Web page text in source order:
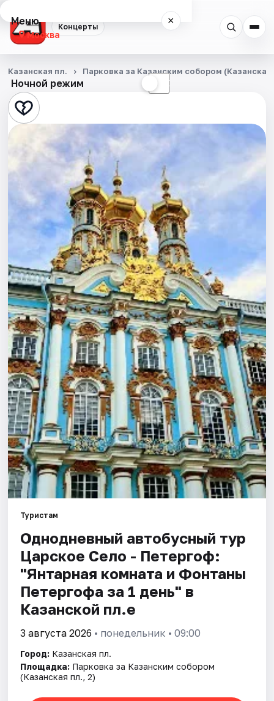
Концерты
Меню ×
Москва
Концерты
Города
Артисты
Рейтинги
Ночной режим ☾
Казанская пл. Парковка за Казанским собором (Казанская
Туристам
Однодневный автобусный тур
Царское Село - Петергоф:
"Янтарная комната и Фонтаны
Петергофа за 1 день" в
Казанской пл.е
3 августа 2026 • понедельник • 09:00
Город: Казанская пл.
Площадка: Парковка за Казанским собором
(Казанская пл., 2)